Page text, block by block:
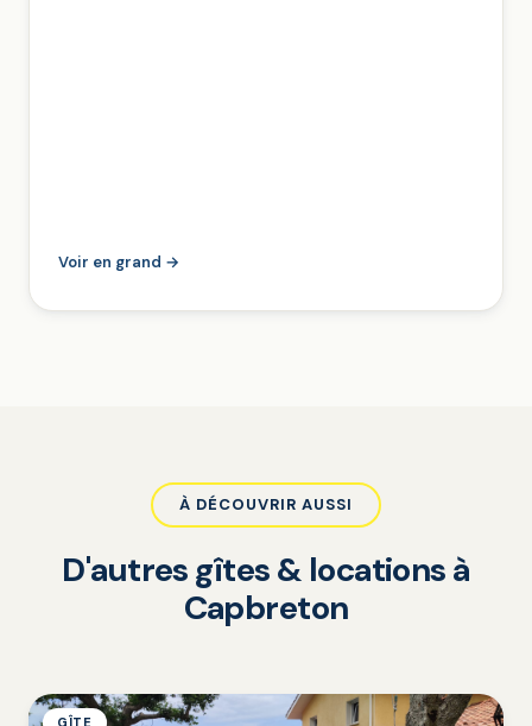
Voir en grand →
À DÉCOUVRIR AUSSI
D'autres gîtes & locations à
Capbreton
GÎTE